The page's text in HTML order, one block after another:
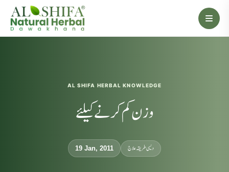
AL SHIFA HERBAL KNOWLEDGE
وزن کم کرنے کیلئے
19 Jan, 2011 دیسی طریقہ علاج